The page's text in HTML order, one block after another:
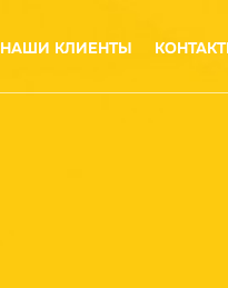
НАШИ КЛИЕНТЫ